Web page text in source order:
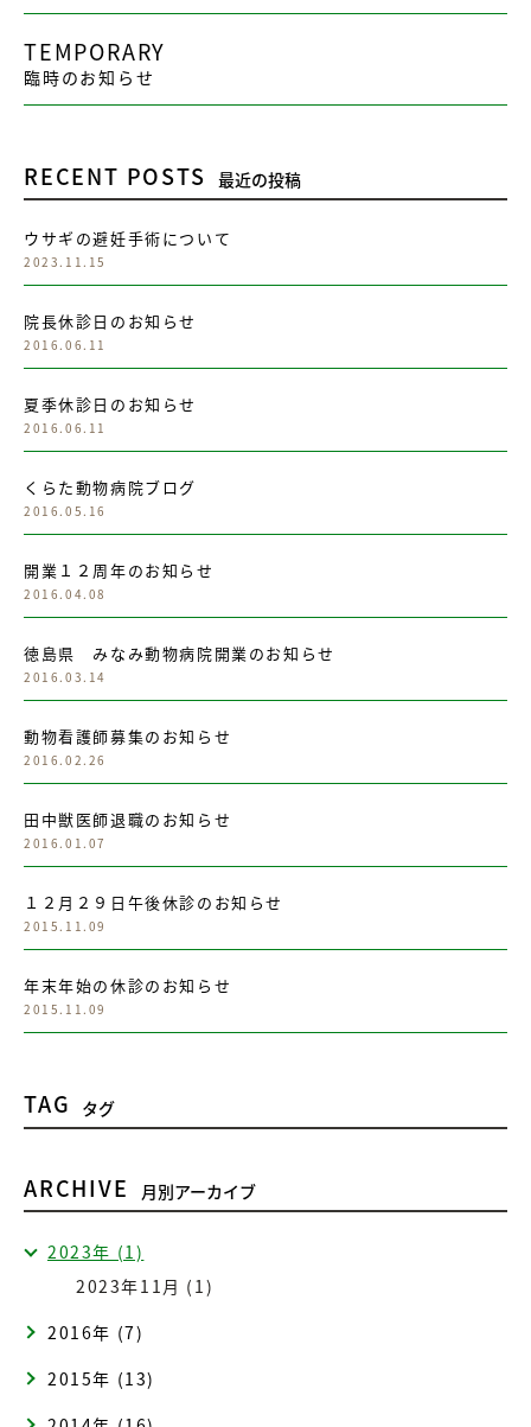
TEMPORARY
臨時のお知らせ
RECENT POSTS 最近の投稿
ウサギの避妊手術について
2023.11.15
院長休診日のお知らせ
2016.06.11
夏季休診日のお知らせ
2016.06.11
くらた動物病院ブログ
2016.05.16
開業１２周年のお知らせ
2016.04.08
徳島県 みなみ動物病院開業のお知らせ
2016.03.14
動物看護師募集のお知らせ
2016.02.26
田中獣医師退職のお知らせ
2016.01.07
１２月２９日午後休診のお知らせ
2015.11.09
年末年始の休診のお知らせ
2015.11.09
TAG タグ
ARCHIVE 月別アーカイブ
2023年 (1)
2023年11月 (1)
2016年 (7)
2015年 (13)